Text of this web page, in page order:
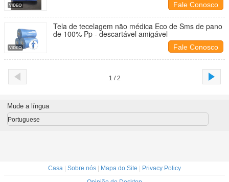
Fale Conosco
Tela de tecelagem não médica Eco de Sms de pano
de 100% Pp - descartável amigável
Fale Conosco
1 / 2
Mude a língua
Portuguese
Casa Sobre nós Mapa do Site
Privacy Policy